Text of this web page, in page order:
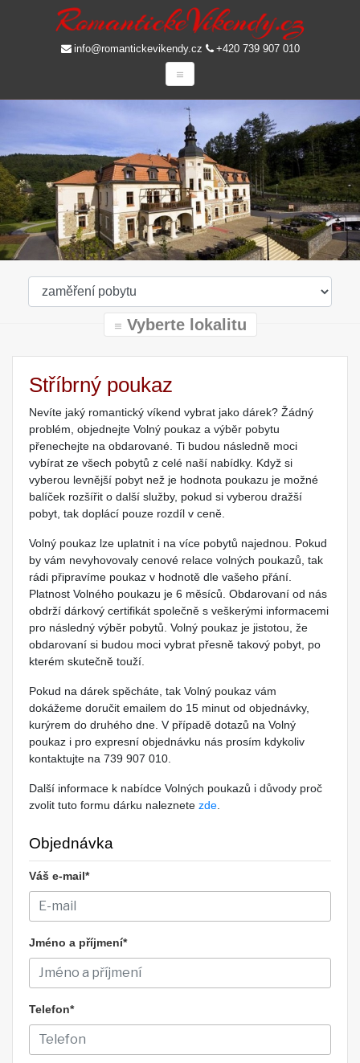
info@romantickevikendy.cz +420 739 907 010
Vyberte lokalitu
Stříbrný poukaz
Nevíte jaký romantický víkend vybrat jako dárek? Žádný
problém, objednejte Volný poukaz a výběr pobytu
přenechejte na obdarované. Ti budou následně moci
vybírat ze všech pobytů z celé naší nabídky. Když si
vyberou levnější pobyt než je hodnota poukazu je možné
balíček rozšířit o další služby, pokud si vyberou dražší
pobyt, tak doplácí pouze rozdíl v ceně.
Volný poukaz lze uplatnit i na více pobytů najednou. Pokud
by vám nevyhovovaly cenové relace volných poukazů, tak
rádi připravíme poukaz v hodnotě dle vašeho přání.
Platnost Volného poukazu je 6 měsíců. Obdarovaní od nás
obdrží dárkový certifikát společně s veškerými informacemi
pro následný výběr pobytů. Volný poukaz je jistotou, že
obdarovaní si budou moci vybrat přesně takový pobyt, po
kterém skutečně touží.
Pokud na dárek spěcháte, tak Volný poukaz vám
dokážeme doručit emailem do 15 minut od objednávky,
kurýrem do druhého dne. V případě dotazů na Volný
poukaz i pro expresní objednávku nás prosím kdykoliv
kontaktujte na 739 907 010.
Další informace k nabídce Volných poukazů i důvody proč
zvolit tuto formu dárku naleznete zde
Objednávka
Váš e-mail*
Jméno a příjmení*
Telefon*